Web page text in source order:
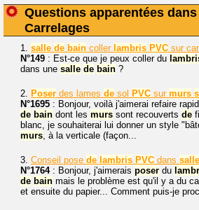
Questions apparentées
Carrelages
1. salle de bain coller lambris PVC sur
N°149 : Est-ce que je peux coller du
dans une salle de bain ?
2. Poser des lames de sol PVC sur murs
N°1695 : Bonjour, voilà j'aimerai refaire
de bain dont les murs sont recouverts de
blanc, je souhaiterai lui donner un style
murs, à la verticale (façon...
3. Conseil pose de lambris PVC dans salle
N°1764: Bonjour, j'aimerais poser du
de bain mais le problème est qu'il y a du
et ensuite du papier... Comment puis-je